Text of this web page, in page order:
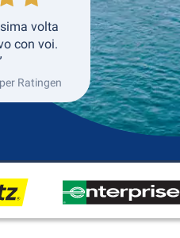
volta
con voi.
Ratingen